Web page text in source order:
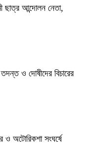
আন্দোলন নেতা,
ও দোষীদের বিচারের
ও অটোরিকশা সংঘর্ষে